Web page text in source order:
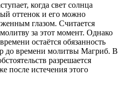
когда свет солнца
оттенок и его можно
глазом. Считается
за этот момент. Однако
остаётся обязанность
до времени молитвы Магриб. В
разрешается
после истечения этого